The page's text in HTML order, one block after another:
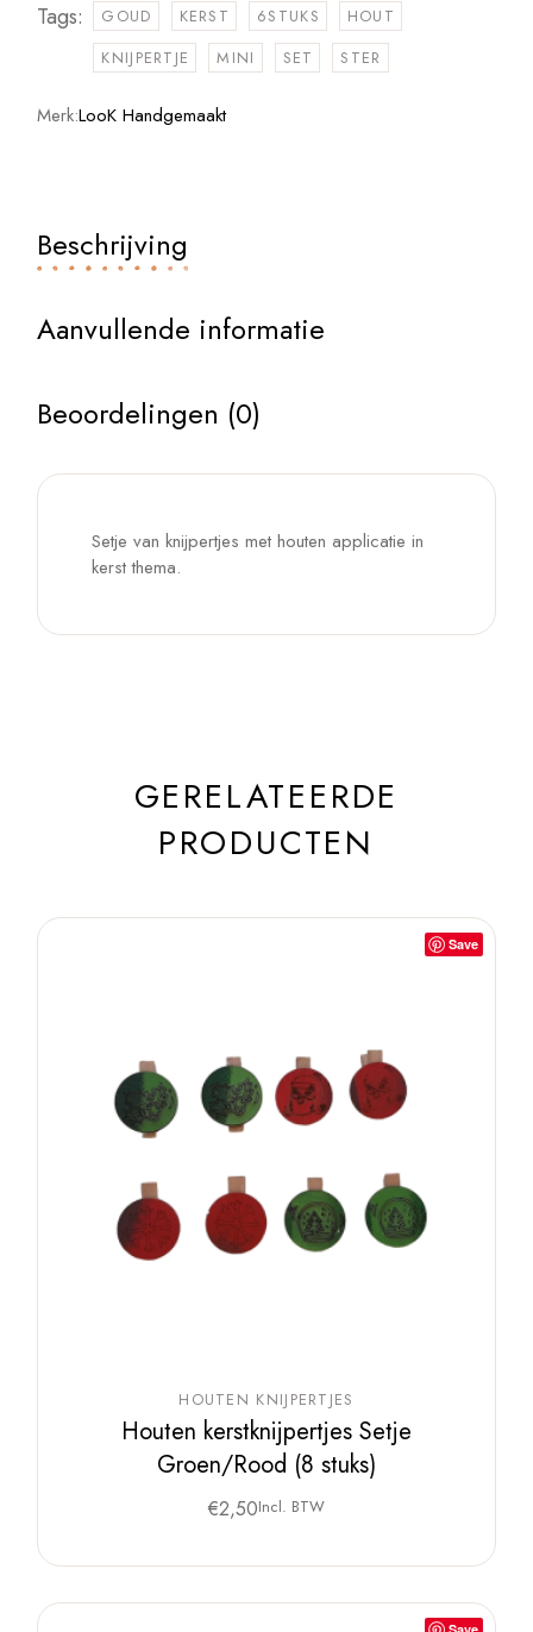
Tags:
GOUD KERST 6STUKS
HOUT
KNIJPERTJE
MINI SET STER
Merk:LooK Handgemaakt
Beschrijving
Aanvullende informatie
Beoordelingen (0)
Setje van knijpertjes met houten applicatie in
kerst thema.
GERELATEERDE
PRODUCTEN
Save
HOUTEN KNIJPERTJES
Houten kerstknijpertjes Setje
Groen/Rood (8 stuks)
€2,50Incl. BTW